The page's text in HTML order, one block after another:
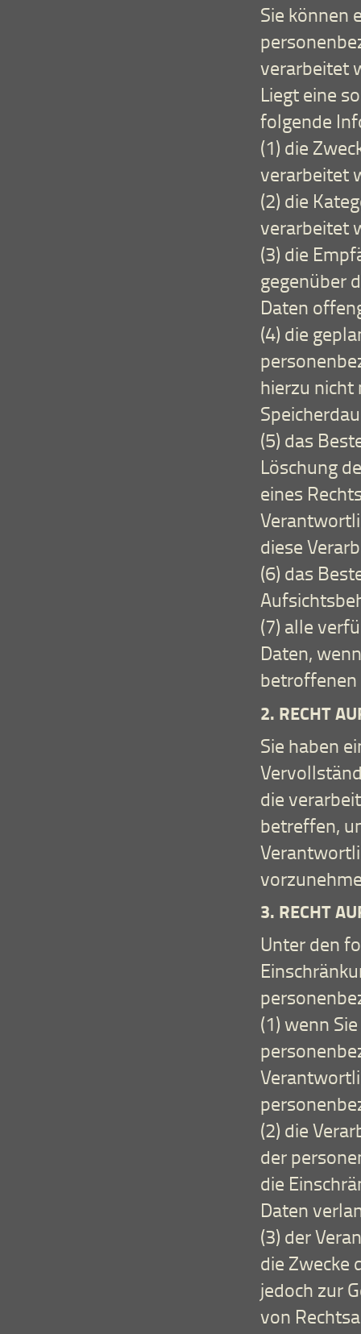
Sie können
verarbeitet
Liegt eine
folgende
(1) die
verarbeitet
(2) die
verarbeitet
(3) die
gegenüber
Daten
(4) die
hierzu nicht
(5) das
Löschung
eines
diese
(6) das
(7) alle
Daten,
betroffenen
2. RECHT
Sie haben
die
betreffen,
3. RECHT
Unter den
(1) wenn
(2) die
der
die
Daten
(3) der
die Zwecke
jedoch zur
von